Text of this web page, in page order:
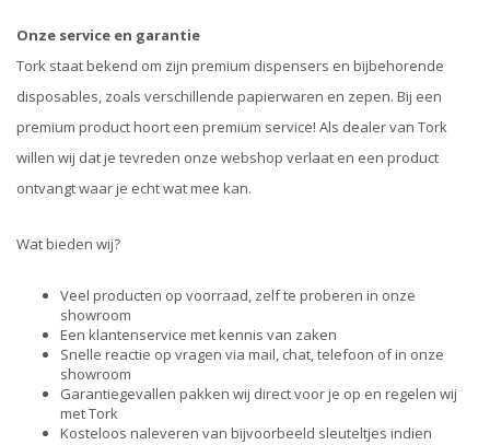
Onze service en garantie
Tork staat bekend om zijn premium dispensers en bijbehorende
disposables, zoals verschillende papierwaren en zepen. Bij een
premium product hoort een premium service! Als dealer van Tork
willen wij dat je tevreden onze webshop verlaat en een product
ontvangt waar je echt wat mee kan.
Wat bieden wij?
Veel producten op voorraad, zelf te proberen in onze
showroom
Een klantenservice met kennis van zaken
Snelle reactie op vragen via mail, chat, telefoon of in onze
showroom
Garantiegevallen pakken wij direct voor je op en regelen wij
met Tork
Kosteloos naleveren van bijvoorbeeld sleuteltjes indien